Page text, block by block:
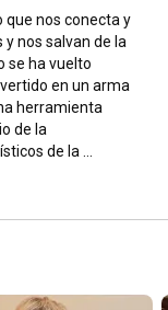
que nos conecta y
nos salvan de la
se ha vuelto
en un arma
herramienta
de la
de la
El espíritu de la
es la que nos